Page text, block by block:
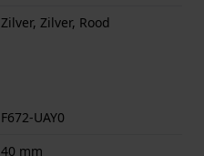
Zilver, Zilver, Rood
F672-UAY0
40 mm